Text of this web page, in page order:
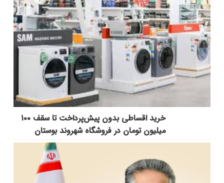
خرید اقساطی بدون پیش‌پرداخت تا سقف ۱۰۰
میلیون تومان در فروشگاه شهروند بوستان